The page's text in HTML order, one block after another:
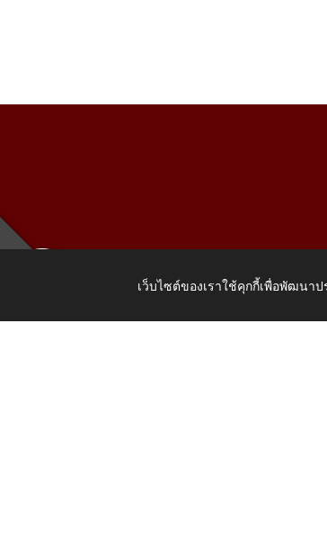
เว็บไซต์ของเราใช้คุกกี้เพื่อพัฒนา